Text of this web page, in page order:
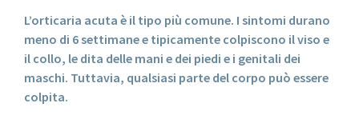
L’orticaria acuta è il tipo più comune. I sintomi durano
meno di 6 settimane e tipicamente colpiscono il viso e
il collo, le dita delle mani e dei piedi e i genitali dei
maschi. Tuttavia, qualsiasi parte del corpo può essere
colpita.